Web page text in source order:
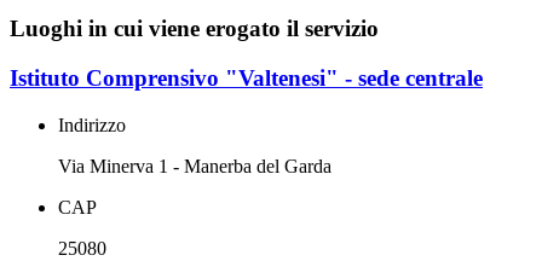
Luoghi in cui viene erogato il servizio
Istituto Comprensivo "Valtenesi" - sede centrale
Indirizzo
Via Minerva 1 - Manerba del Garda
CAP
25080